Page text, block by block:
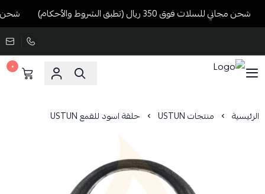
شحن مجاني للسلات فوق 350 ريال (تطبق الشروط والأحكام) شحن مجاني
٠
الرئيسية منتجات USTUN حلقة اسود للقمع USTUN